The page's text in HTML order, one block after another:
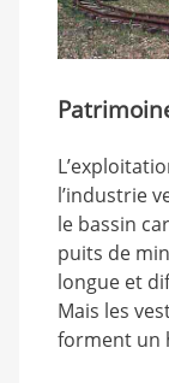
l’industrie
le bassin
puits de
longue et
Mais les
forment un